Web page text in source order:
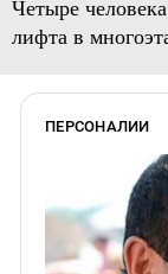
Четыре
лифта в
ПЕРСОНАЛИИ